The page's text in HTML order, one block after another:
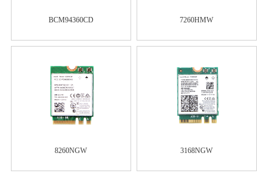
BCM94360CD 7260HMW
8260NGW 3168NGW